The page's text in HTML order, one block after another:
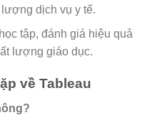
dịch vụ y tế.
tập, đánh giá hiệu quả
lượng giáo dục.
về Tableau